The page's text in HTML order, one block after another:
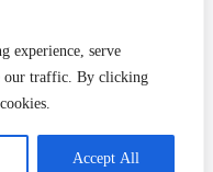
experience, serve
our traffic. By clicking
Accept All
Sables d’Olonne